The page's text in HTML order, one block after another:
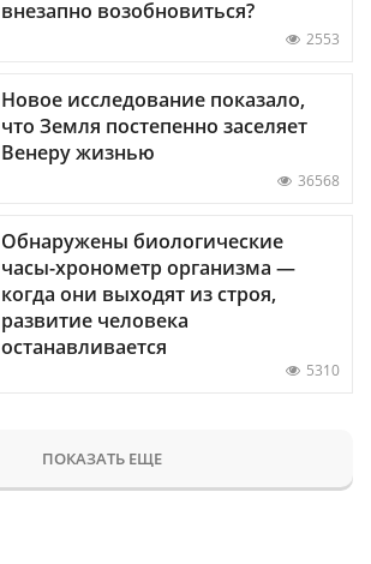
внезапно возобновиться?
2553
Новое исследование показало,
что Земля постепенно заселяет
Венеру жизнью
36568
Обнаружены биологические
часы-хронометр организма —
когда они выходят из строя,
развитие человека
останавливается
5310
ПОКАЗАТЬ ЕЩЕ